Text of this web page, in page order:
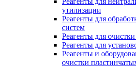
утилизации
Реагенты для
систем
Реагенты для
Реагенты для
Реагенты и
очистки